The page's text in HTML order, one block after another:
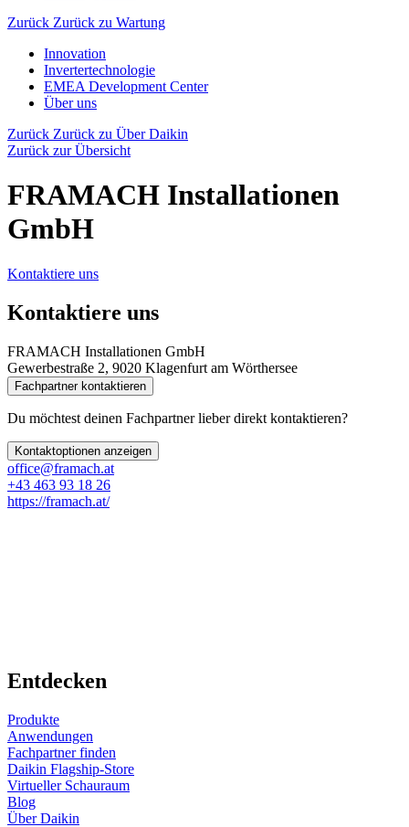
Zurück Zurück zu Wartung
Innovation
Invertertechnologie
EMEA Development Center
Über uns
Zurück Zurück zu Über Daikin
Zurück zur Übersicht
FRAMACH Installationen
GmbH
Kontaktiere uns
Kontaktiere uns
FRAMACH Installationen GmbH
Gewerbestraße 2, 9020 Klagenfurt am Wörthersee
Fachpartner kontaktieren
Du möchtest deinen Fachpartner lieber direkt kontaktieren?
Kontaktoptionen anzeigen
office@framach.at
+43 463 93 18 26
https://framach.at/
Entdecken
Produkte
Anwendungen
Fachpartner finden
Daikin Flagship-Store
Virtueller Schauraum
Blog
Über Daikin